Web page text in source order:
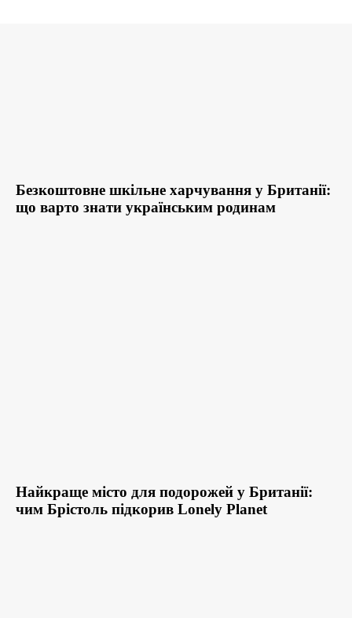
Безкоштовне шкільне харчування у Британії:
що варто знати українським родинам
Найкраще місто для подорожей у Британії:
чим Брістоль підкорив Lonely Planet